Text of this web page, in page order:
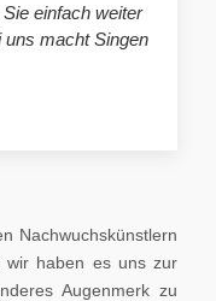
einfach weiter
uns macht Singen
Nachwuchskünstlern
wir haben es uns zur
Augenmerk zu